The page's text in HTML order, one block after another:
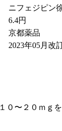
ニフェジピン
6.4円
京都薬品
2023年05月改
０〜２０ｍｇ